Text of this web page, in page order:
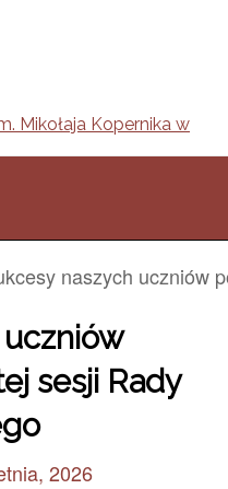
Mikołaja Kopernika w
naszych uczniów
sesji Rady
2026